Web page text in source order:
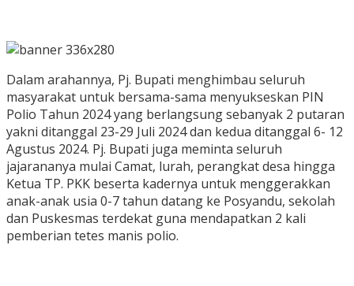
Dalam arahannya, Pj. Bupati menghimbau seluruh
masyarakat untuk bersama-sama menyukseskan PIN
Polio Tahun 2024 yang berlangsung sebanyak 2 putaran
yakni ditanggal 23-29 Juli 2024 dan kedua ditanggal 6- 12
Agustus 2024. Pj. Bupati juga meminta seluruh
jajarananya mulai Camat, lurah, perangkat desa hingga
Ketua TP. PKK beserta kadernya untuk menggerakkan
anak-anak usia 0-7 tahun datang ke Posyandu, sekolah
dan Puskesmas terdekat guna mendapatkan 2 kali
pemberian tetes manis polio.